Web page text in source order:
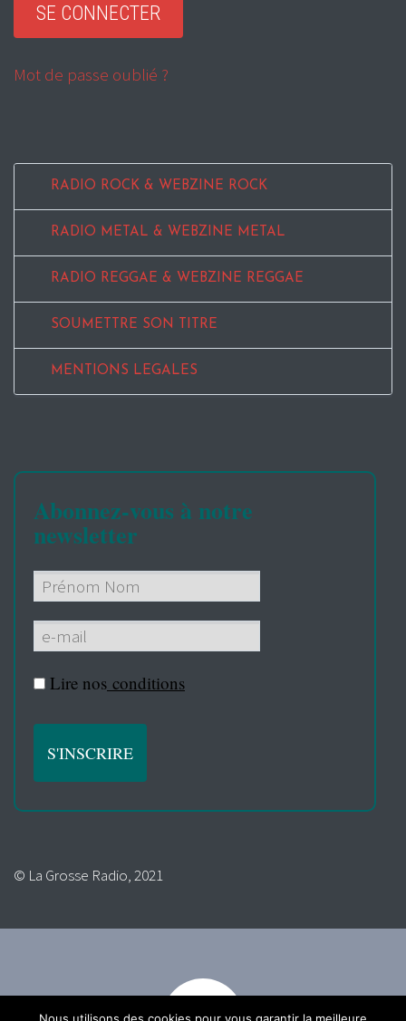
Mot de passe oublié ?
RADIO ROCK & WEBZINE ROCK
RADIO METAL & WEBZINE METAL
RADIO REGGAE & WEBZINE REGGAE
SOUMETTRE SON TITRE
MENTIONS LEGALES
Abonnez-vous à notre
newsletter
Lire nos conditions
© La Grosse Radio, 2021